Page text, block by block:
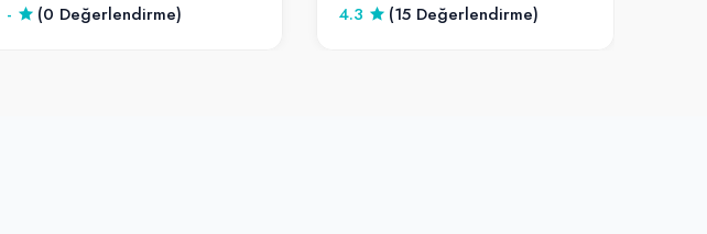
-
(0 Değerlendirme)
4.3
(15 Değerlendirme)